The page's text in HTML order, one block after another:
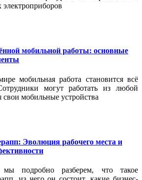
мобильной работы: основные
мобильная работа становится всё
могут работать из любой
свои мобильные устройства
Эволюция рабочего места и
подробно разберем, что такое